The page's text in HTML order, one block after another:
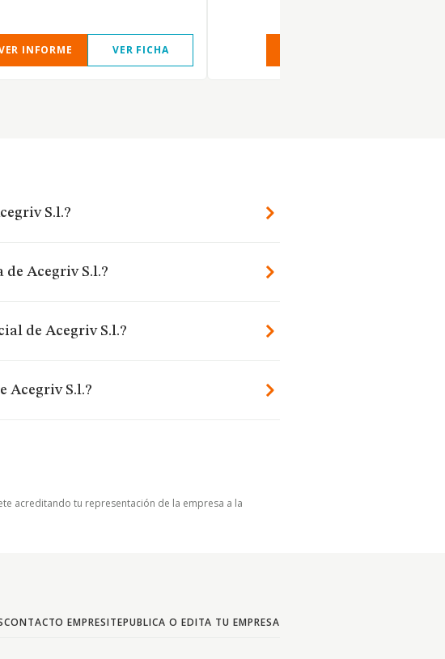
INFORME VER FICHA
S.l.?
Acegriv S.l.?
de Acegriv S.l.?
Acegriv S.l.?
acreditando tu representación de la empresa a la
CONTACTO EMPRESITEPUBLICA O EDITA TU EMPRESA